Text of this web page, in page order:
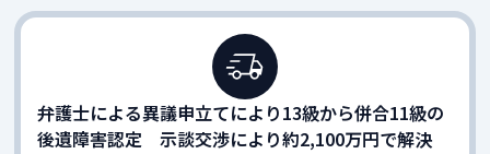
弁護士による異議申立てにより13級から併合11級の
後遺障害認定 示談交渉により約2,100万円で解決